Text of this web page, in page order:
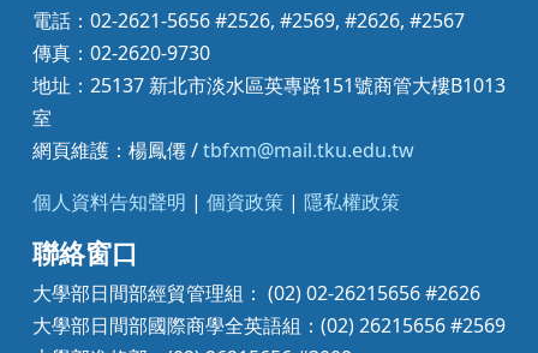
電話：02-2621-5656 #2526, #2569, #2626, #2567
傳真：02-2620-9730
地址：25137 新北市淡水區英專路151號商管大樓B1013
室
網頁維護：楊鳳僊 /tbfxm@mail.tku.edu.tw
個人資料告知聲明 | 個資政策 | 隱私權政策
聯絡窗口
大學部日間部經貿管理組： (02) 02-26215656 #2626
大學部日間部國際商學全英語組：(02) 26215656 #2569